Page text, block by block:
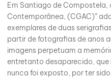
Em Santiago de Compostela,
Contemporânea, (CGAC)”
exemplares de duas
partir de fotografias de anos
imagens perpetuam a
entretanto desaparecido,
nunca foi exposto, por ter